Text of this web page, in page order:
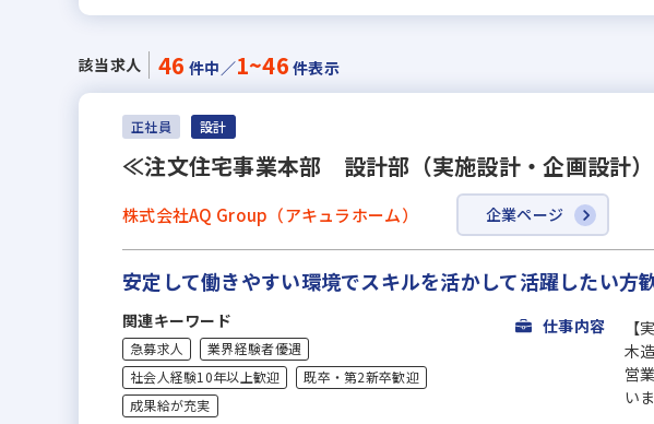
該当求人 46 件中／1~46 件表示
正社員 設計
≪注文住宅事業本部 設計部（実施設計・企画設計
株式会社AQ Group（アキュラホーム） 企業ページ
安定して働きやすい環境でスキルを活かして活躍したい方
関連キーワード
急募求人
業界経験者優遇
社会人経験10年以上歓迎
既卒・第2新卒歓迎
成果給が充実
仕事内容
【
木
営
い